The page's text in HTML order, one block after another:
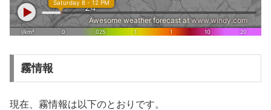
霧情報
現在、霧情報は以下のとおりです。